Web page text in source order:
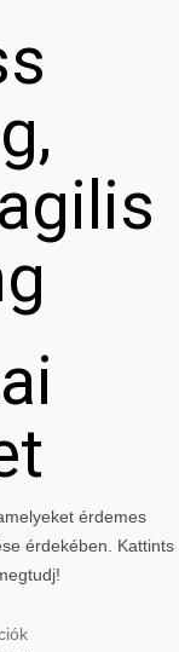
érdemes
érdekében. Kattints